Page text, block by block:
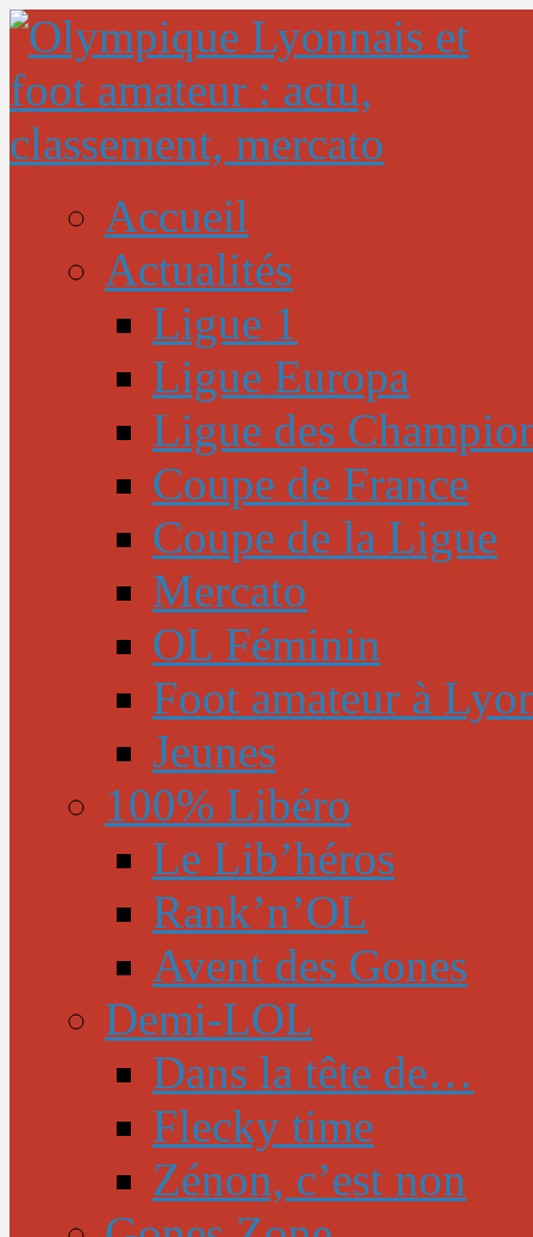
Accueil
Actualités
Ligue 1
Ligue Europa
Ligue des
Coupe de France
Coupe de la Ligue
Mercato
OL Féminin
Foot amateur à
Jeunes
100% Libéro
Le Lib’héros
Rank’n’OL
Avent des Gones
Demi-LOL
Dans la tête de…
Flecky time
Zénon, c’est non